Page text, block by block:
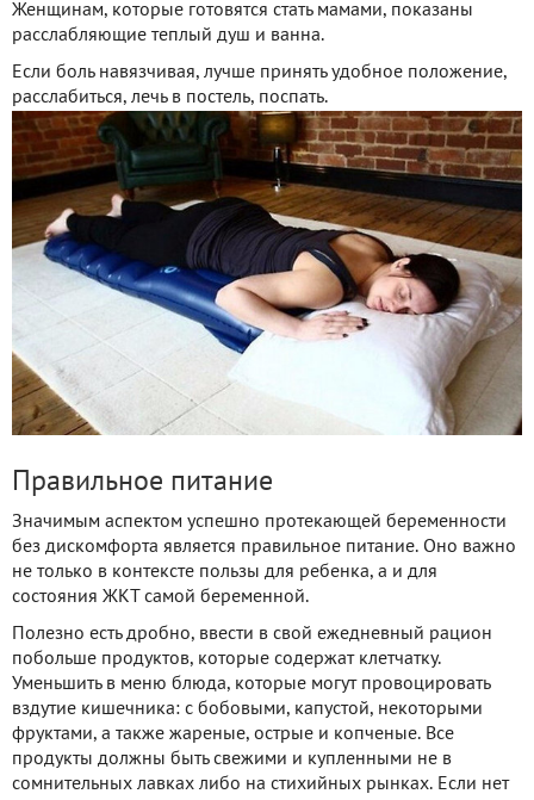
Женщинам, которые готовятся стать мамами, показаны
расслабляющие теплый душ и ванна.
Если боль навязчивая, лучше принять удобное положение,
расслабиться, лечь в постель, поспать.
Правильное питание
Значимым аспектом успешно протекающей беременности
без дискомфорта является правильное питание. Оно важно
не только в контексте пользы для ребенка, а и для
состояния ЖКТ самой беременной.
Полезно есть дробно, ввести в свой ежедневный рацион
побольше продуктов, которые содержат клетчатку.
Уменьшить в меню блюда, которые могут провоцировать
вздутие кишечника: с бобовыми, капустой, некоторыми
фруктами, а также жареные, острые и копченые. Все
продукты должны быть свежими и купленными не в
сомнительных лавках либо на стихийных рынках. Если нет